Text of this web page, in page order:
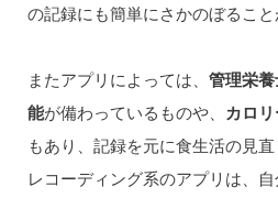
の記録にも簡単にさかのぼること
またアプリによっては、 管理栄
能が備わっているものや、 カロ
もあり、記録を元に食生活の見直
レコーディング系のアプリは、